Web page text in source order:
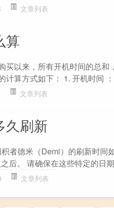
文章列表
算
买以来，所有开机时间的总
计算方式如下： 1. 开机时间
文章列表
久刷新
者德米（Demi）的刷新时间
后。 请确保在这些特定的日
文章列表